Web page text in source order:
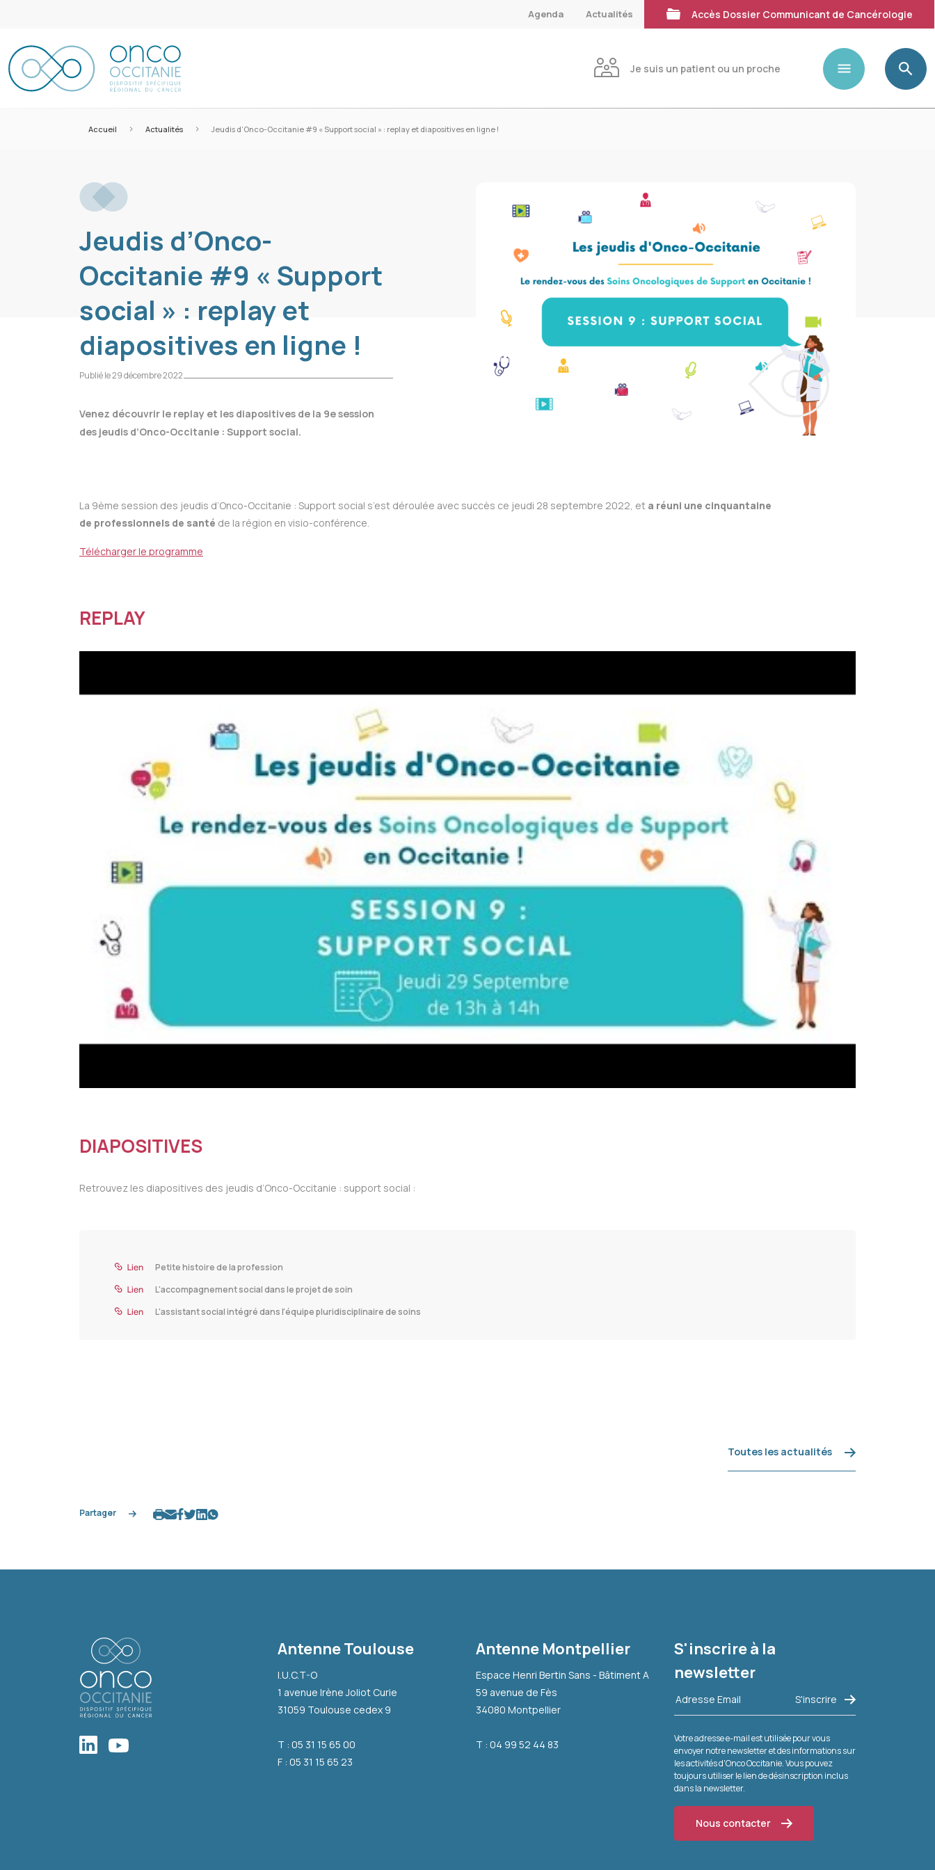
Agenda Actualités Accès Dossier Communicant de Cancérologie
Je suis un patient ou un proche
Accueil > Actualités > Jeudis d’Onco-Occitanie #9 « Support social » : replay et diapositives en ligne !
Jeudis d’Onco-
Occitanie #9 « Support
social » : replay et
diapositives en ligne !
Publié le 29 décembre 2022
Venez découvrir le replay et les diapositives de la 9e session
des jeudis d’Onco-Occitanie : Support social.
La 9ème session des jeudis d’Onco-Occitanie : Support social s’est déroulée avec succès ce jeudi 28 septembre 2022, et a réuni une cinquantaine
de professionnels de santé de la région en visio-conférence.
Télécharger le programme
REPLAY
DIAPOSITIVES
Retrouvez les diapositives des jeudis d’Onco-Occitanie : support social :
Petite histoire de la profession
L'accompagnement social dans le projet de soin
L'assistant social intégré dans l'équipe pluridisciplinaire de soins
Toutes les actualités
Partager
Antenne Toulouse
I.U.C.T-O
1 avenue Irène Joliot Curie
31059 Toulouse cedex 9
T : 05 31 15 65 00
F : 05 31 15 65 23
Antenne Montpellier
Espace Henri Bertin Sans - Bâtiment A
59 avenue de Fès
34080 Montpellier
T : 04 99 52 44 83
S'inscrire à la
newsletter
Votre adresse e-mail est utilisée pour vous
envoyer notre newsletter et des informations sur
les activités d'Onco Occitanie. Vous pouvez
toujours utiliser le lien de désinscription inclus
dans la newsletter.
Nous contacter